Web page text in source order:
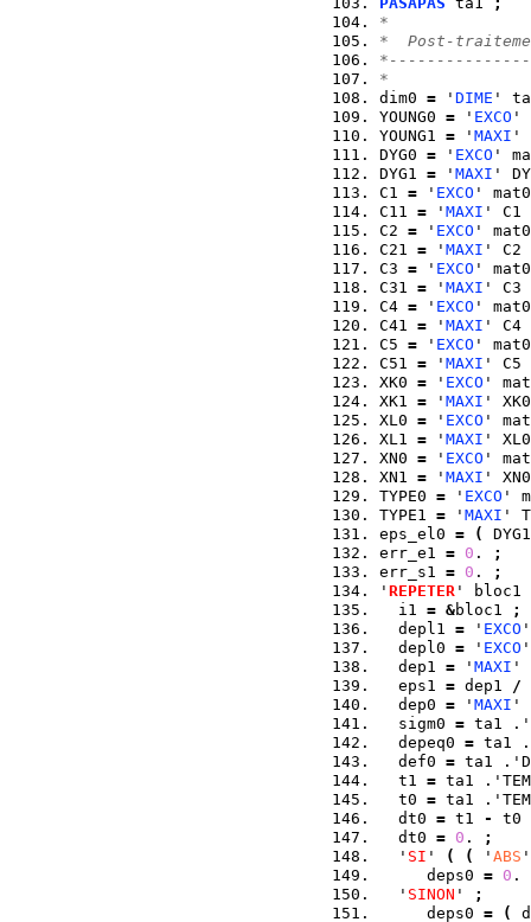
*
*  Post-
*
dim0 = ' DIME '
YOUNG0 = ' EXCO '
YOUNG1 = ' MAXI '
DYG0 = ' EXCO '
DYG1 = ' MAXI '
C1 = ' EXCO '
C11 = ' MAXI ' C1
C2 = ' EXCO '
C21 = ' MAXI ' C2
C3 = ' EXCO '
C31 = ' MAXI ' C3
C4 = ' EXCO '
C41 = ' MAXI ' C4
C5 = ' EXCO '
C51 = ' MAXI ' C5
XK0 = ' EXCO '
XK1 = ' MAXI '
XL0 = ' EXCO '
XL1 = ' MAXI '
XN0 = ' EXCO '
XN1 = ' MAXI '
TYPE0 = ' EXCO '
TYPE1 = ' MAXI '
eps_el0 = (
err_e1 = 0 .
;
err_s1 = 0 .
;
' REPETER ' bloc1
  i1
= &bloc1
;
  depl1
= ' EXCO '
  depl0
= ' EXCO '
  dep1
= ' MAXI '
  eps1
= dep1 /
  dep0
= ' MAXI '
  sigm0
= ta1
  depeq0
= ta1
  def0
= ta1
  t1
= ta1
  t0
= ta1
  dt0
= t1 -
t0
  dt0
= 0 .
;
  '
SI ' ( ( ' ABS
     deps0
= 0 .
  '
SINON '
;
     deps0
= (